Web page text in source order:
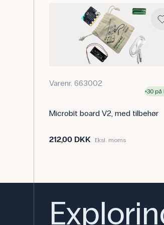
Varenr. 663002
30 på
Microbit board V2, med tilbehør
212,00 DKK Eksl. moms